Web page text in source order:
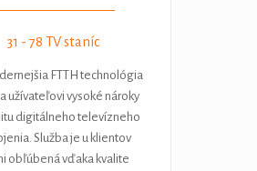
31 - 78 TV staníc
FTTH technológia
užívateľovi vysoké nároky
digitálneho televízneho
Služba je u klientov
obľúbená vďaka kvalite